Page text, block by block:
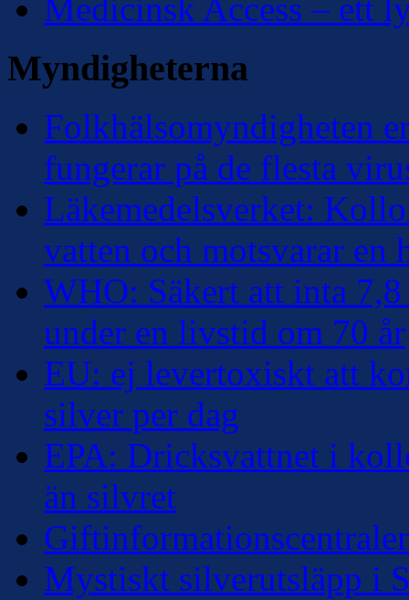
Medicinsk Access – ett
Myndigheterna
Folkhälsomyndigheten
fungerar på de flesta
Läkemedelsverket:
vatten och motsvarar en
WHO: Säkert att inta
under en livstid om 70 år
EU: ej levertoxiskt att
silver per dag
EPA: Dricksvattnet i
än silvret
Mystiskt silverutsläpp i